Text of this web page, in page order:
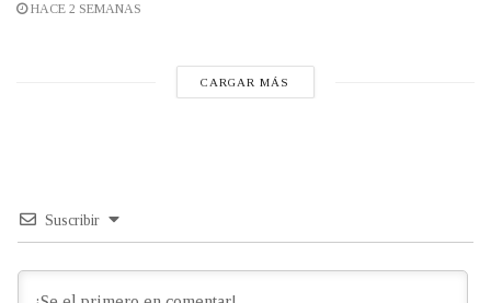
HACE 2 SEMANAS
CARGAR MÁS
Suscribir